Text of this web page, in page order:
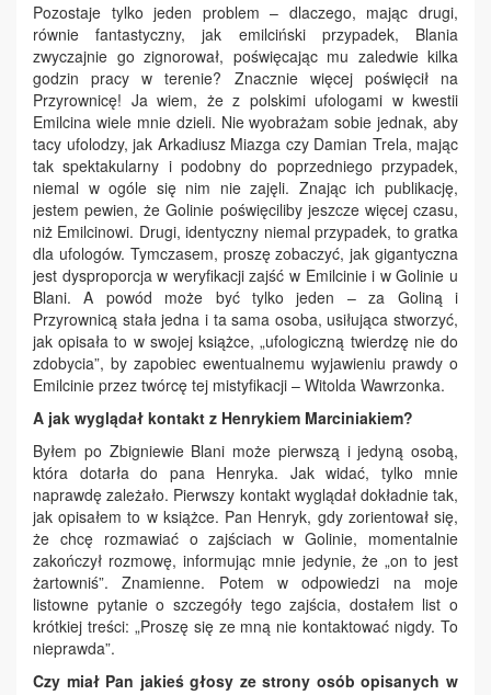
Pozostaje tylko jeden problem – dlaczego, mając drugi,
równie fantastyczny, jak emilciński przypadek, Blania
zwyczajnie go zignorował, poświęcając mu zaledwie kilka
godzin pracy w terenie? Znacznie więcej poświęcił na
Przyrownicę! Ja wiem, że z polskimi ufologami w kwestii
Emilcina wiele mnie dzieli. Nie wyobrażam sobie jednak, aby
tacy ufolodzy, jak Arkadiusz Miazga czy Damian Trela, mając
tak spektakularny i podobny do poprzedniego przypadek,
niemal w ogóle się nim nie zajęli. Znając ich publikację,
jestem pewien, że Golinie poświęciliby jeszcze więcej czasu,
niż Emilcinowi. Drugi, identyczny niemal przypadek, to gratka
dla ufologów. Tymczasem, proszę zobaczyć, jak gigantyczna
jest dysproporcja w weryfikacji zajść w Emilcinie i w Golinie u
Blani. A powód może być tylko jeden – za Goliną i
Przyrownicą stała jedna i ta sama osoba, usiłująca stworzyć,
jak opisała to w swojej książce, „ufologiczną twierdzę nie do
zdobycia”, by zapobiec ewentualnemu wyjawieniu prawdy o
Emilcinie przez twórcę tej mistyfikacji – Witolda Wawrzonka.
A jak wyglądał kontakt z Henrykiem Marciniakiem?
Byłem po Zbigniewie Blani może pierwszą i jedyną osobą,
która dotarła do pana Henryka. Jak widać, tylko mnie
naprawdę zależało. Pierwszy kontakt wyglądał dokładnie tak,
jak opisałem to w książce. Pan Henryk, gdy zorientował się,
że chcę rozmawiać o zajściach w Golinie, momentalnie
zakończył rozmowę, informując mnie jedynie, że „on to jest
żartowniś”. Znamienne. Potem w odpowiedzi na moje
listowne pytanie o szczegóły tego zajścia, dostałem list o
krótkiej treści: „Proszę się ze mną nie kontaktować nigdy. To
nieprawda”.
Czy miał Pan jakieś głosy ze strony osób opisanych w